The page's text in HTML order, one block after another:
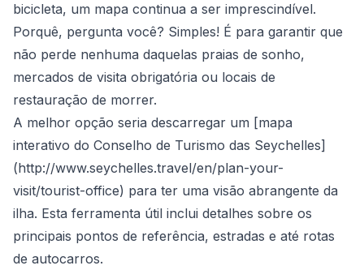
bicicleta, um mapa continua a ser imprescindível.
Porquê, pergunta você? Simples! É para garantir que
não perde nenhuma daquelas praias de sonho,
mercados de visita obrigatória ou locais de
restauração de morrer.
A melhor opção seria descarregar um [mapa
interativo do Conselho de Turismo das Seychelles]
(http://www.seychelles.travel/en/plan-your-
visit/tourist-office) para ter uma visão abrangente da
ilha. Esta ferramenta útil inclui detalhes sobre os
principais pontos de referência, estradas e até rotas
de autocarros.